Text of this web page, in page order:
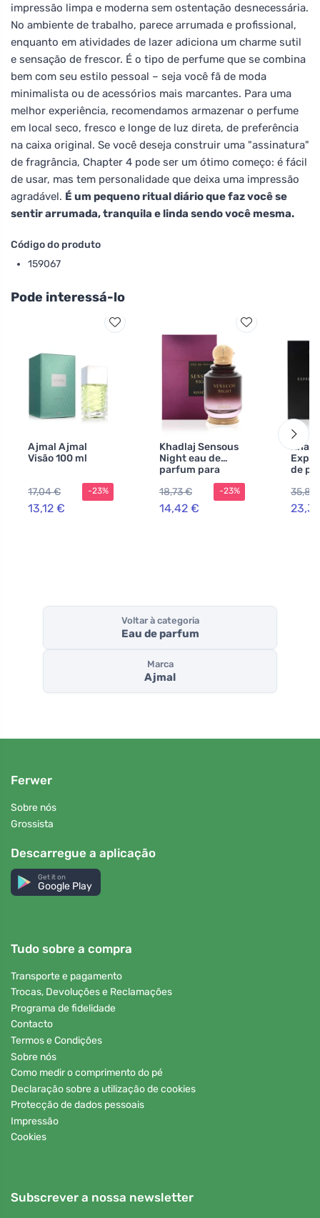
impressão limpa e moderna sem ostentação desnecessária.
No ambiente de trabalho, parece arrumada e profissional,
enquanto em atividades de lazer adiciona um charme sutil
e sensação de frescor. É o tipo de perfume que se combina
bem com seu estilo pessoal – seja você fã de moda
minimalista ou de acessórios mais marcantes. Para uma
melhor experiência, recomendamos armazenar o perfume
em local seco, fresco e longe de luz direta, de preferência
na caixa original. Se você deseja construir uma "assinatura"
de fragrância, Chapter 4 pode ser um ótimo começo: é fácil
de usar, mas tem personalidade que deixa uma impressão
agradável. É um pequeno ritual diário que faz você se
sentir arrumada, tranquila e linda sendo você mesma.
Código do produto
159067
Pode interessá-lo
Ajmal Ajmal
Visão 100 ml
17,04 €
13,12 €
-23%
Khadlaj Sensous
Night eau de
parfum para
mulheres 100 ml
18,73 €
14,42 €
-23%
de
35,82
Voltar à categoria
Eau de parfum
Marca
Ajmal
Ferwer
Sobre nós
Grossista
Descarregue a aplicação
Get it on
Google Play
Tudo sobre a compra
Transporte e pagamento
Trocas, Devoluções e Reclamações
Programa de fidelidade
Contacto
Termos e Condições
Sobre nós
Como medir o comprimento do pé
Declaração sobre a utilização de cookies
Protecção de dados pessoais
Impressão
Cookies
Subscrever a nossa newsletter